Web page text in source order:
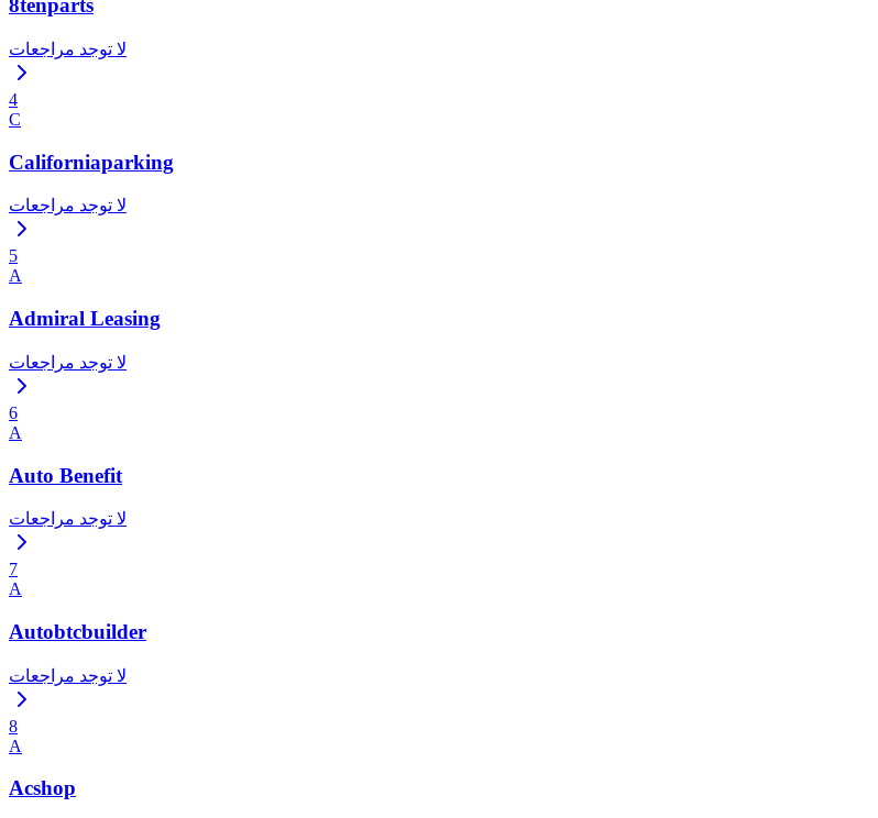
8tenparts
لا توجد مراجعات
4
C
Californiaparking
لا توجد مراجعات
5
A
Admiral Leasing
لا توجد مراجعات
6
A
Auto Benefit
لا توجد مراجعات
7
A
Autobtcbuilder
لا توجد مراجعات
8
A
Acshop